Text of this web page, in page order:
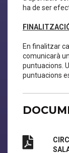
ha de ser
En finalitzar
comunicarà
puntuacions.
puntuacions